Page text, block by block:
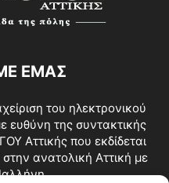
ΕΜΑΣ
του ηλεκτρονικού
ευθύνη της συντακτικής
Αττικής που εκδίδεται
ανατολική Αττική με